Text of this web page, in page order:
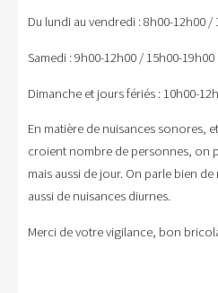
Du lundi au vendredi : 8h00-12h00 /
Samedi : 9h00-12h00 / 15h00-19h00
Dimanche et jours fériés : 10h00-
En matière de nuisances sonores,
croient nombre de personnes, on
mais aussi de jour. On parle bien
aussi de nuisances diurnes.
Merci de votre vigilance, bon